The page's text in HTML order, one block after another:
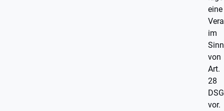
eine
im
von
Art.
28
vor.